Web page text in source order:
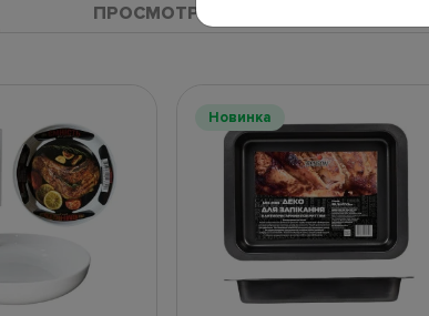
ПРОСМОТРЕННЫЕ ТОВАРЫ
Новинка